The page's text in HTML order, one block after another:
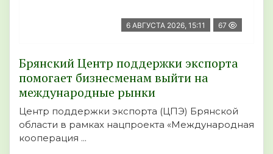
6 АВГУСТА 2026, 15:11 67
Брянский Центр поддержки экспорта
помогает бизнесменам выйти на
международные рынки
Центр поддержки экспорта (ЦПЭ) Брянской
области в рамках нацпроекта «Международная
кооперация ...